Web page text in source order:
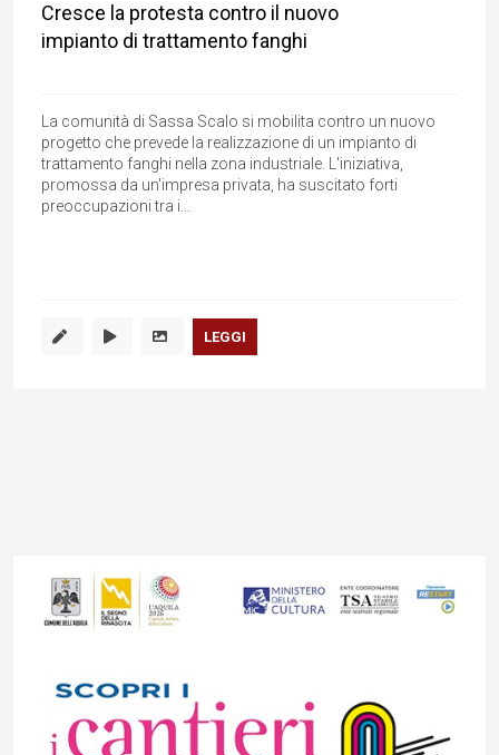
Cresce la protesta contro il nuovo
impianto di trattamento fanghi
La comunità di Sassa Scalo si mobilita contro un nuovo
progetto che prevede la realizzazione di un impianto di
trattamento fanghi nella zona industriale. L'iniziativa,
promossa da un'impresa privata, ha suscitato forti
preoccupazioni tra i...
LEGGI